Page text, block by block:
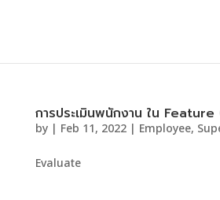
การประเมินพนักงาน ใน
by | Feb 11, 2022| Employee,
Evaluate